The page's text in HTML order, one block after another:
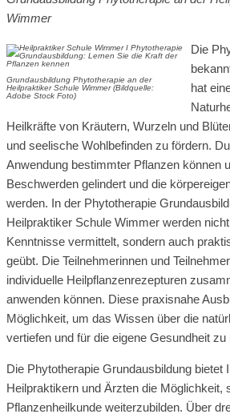
Wimmer
Grundausbildung Phytotherapie an der
Heilpraktiker Schule Wimmer (Bildquelle:
Adobe Stock Foto)
Die
hat
Heilkräfte von Kräutern, Wurzeln und
und seelische Wohlbefinden zu fördern.
Anwendung bestimmter Pflanzen können
Beschwerden gelindert und die
werden. In der Phytotherapie
Heilpraktiker Schule Wimmer werden
Kenntnisse vermittelt, sondern auch
geübt. Die Teilnehmerinnen und
individuelle Heilpflanzenrezepturen
anwenden können. Diese praxisnahe
Möglichkeit, um das Wissen über die
vertiefen und für die eigene Gesundheit zu
Die Phytotherapie Grundausbildung bietet
Heilpraktikern und Ärzten die Möglichkeit,
Pflanzenheilkunde weiterzubilden. Über